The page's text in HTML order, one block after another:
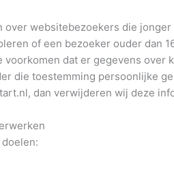
websitebezoekers die jonger
of een bezoeker ouder dan
dat er gegevens over
die toestemming persoonlijke
dan verwijderen wij deze